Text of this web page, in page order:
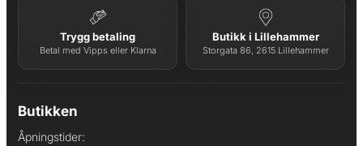
Trygg betaling
Betal med Vipps eller Klarna
Butikk i Lillehammer
Storgata 86, 2615 Lillehammer
Butikken
Åpningstider: